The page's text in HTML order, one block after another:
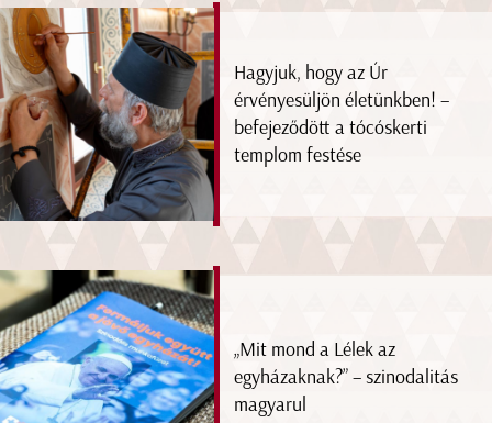
Hagyjuk, hogy az Úr
érvényesüljön életünkben! –
befejeződött a tócóskerti
templom festése
„Mit mond a Lélek az
egyházaknak?” – szinodalitás
magyarul